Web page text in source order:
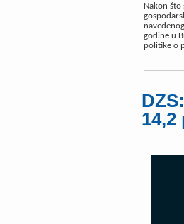
Nakon što
godine u
politike o
14,2